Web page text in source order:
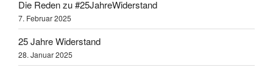
Die Reden zu #25JahreWiderstand
7. Februar 2025
25 Jahre Widerstand
28. Januar 2025